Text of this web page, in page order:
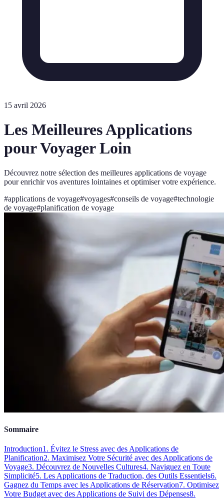
15 avril 2026
Les Meilleures Applications
pour Voyager Loin
Découvrez notre sélection des meilleures applications de voyage
pour enrichir vos aventures lointaines et optimiser votre expérience.
#applications de voyage#voyages#conseils de voyage#technologie
de voyage#planification de voyage
Sommaire
Introduction1. Évitez le Stress avec des Applications de
Planification2. Maximisez Votre Sécurité avec des Applications de
Voyage3. Découvrez de Nouvelles Cultures4. Naviguez en Toute
Simplicité5. Les Applications de Traduction, des Outils Essentiels6.
Gagnez du Temps avec les Applications de Réservation7. Optimisez
Votre Budget avec des Applications de Suivi des Dépenses8.